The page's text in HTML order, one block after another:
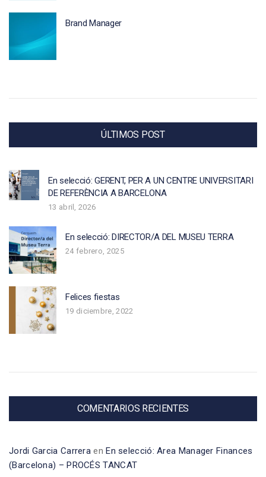
Brand Manager
ÚLTIMOS POST
En selecció: GERENT, PER A UN CENTRE UNIVERSITARI
DE REFERÈNCIA A BARCELONA
13 abril, 2026
En selecció: DIRECTOR/A DEL MUSEU TERRA
24 febrero, 2025
Felices fiestas
19 diciembre, 2022
COMENTARIOS RECIENTES
Jordi Garcia Carrera enEn selecció: Area Manager Finances
(Barcelona) – PROCÉS TANCAT